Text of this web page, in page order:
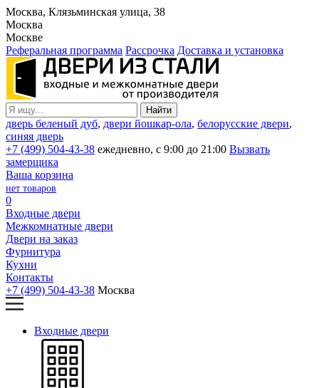
Москва, Клязьминская улица, 38
Москва
Москве
Реферальная программа Рассрочка Доставка и установка
дверь беленый дуб, двери йошкар-ола, белорусские двери,
синяя дверь
+7 (499) 504-43-38 ежедневно, с 9:00 до 21:00 Вызвать
замерщика
Ваша корзина
нет товаров
0
Входные двери
Межкомнатные двери
Двери на заказ
Фурнитура
Кухни
Контакты
+7 (499) 504-43-38 Москва
Входные двери